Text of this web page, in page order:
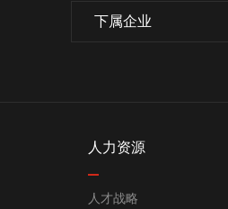
下属企业
人力资源
人才战略